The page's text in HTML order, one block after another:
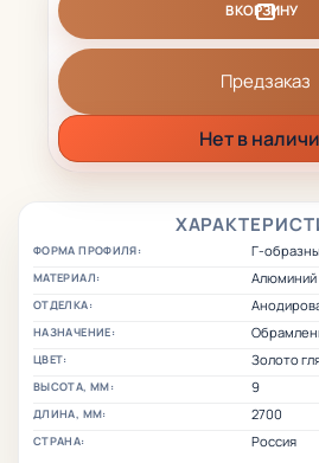
ФОРМА ПРОФИЛЯ: Г-
МАТЕРИАЛ: Алюминий
ОТДЕЛКА:
НАЗНАЧЕНИЕ:
ЦВЕТ: Золото
ВЫСОТА, ММ: 9
ДЛИНА, ММ: 2700
СТРАНА:
Россия
В КОРЗИНУ
Предзаказ
Нет в